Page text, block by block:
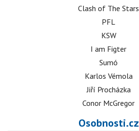
Clash of The Stars
PFL
KSW
I am Figter
Sumó
Karlos Vémola
Jiří Procházka
Conor McGregor
Osobnosti.cz